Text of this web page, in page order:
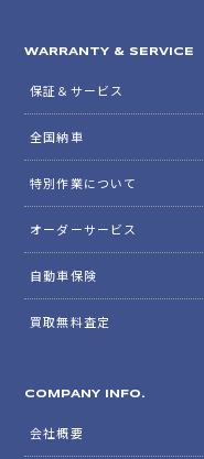
WARRANTY & SERVICE
保証＆サービス
全国納車
特別作業について
オーダーサービス
自動車保険
買取無料査定
COMPANY INFO.
会社概要